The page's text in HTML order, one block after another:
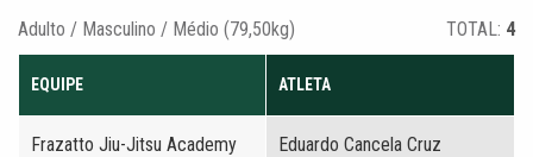
Adulto / Masculino / Médio (79,50kg) TOTAL: 4
EQUIPE ATLETA
Frazatto Jiu-Jitsu Academy Eduardo Cancela Cruz